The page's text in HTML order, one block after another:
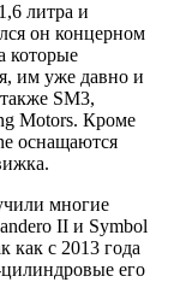
литра и
он концерном
которые
им уже давно и
SM3,
Motors. Кроме
оснащаются
многие
II и Symbol
как с 2013 года
его